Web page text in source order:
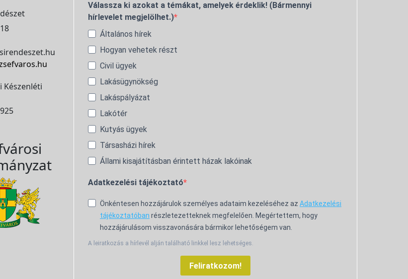
Készenléti
Válassza ki azokat a témákat, amelyek érdeklik! (Bármennyi
hírlevelet megjelölhet.)
Általános hírek
Hogyan vehetek részt
Civil ügyek
Lakásügynökség
Lakáspályázat
Lakótér
Kutyás ügyek
Társasházi hírek
Állami kisajátításban érintett házak lakóinak
Adatkezelési tájékoztató
Önkéntesen hozzájárulok személyes adataim kezeléséhez az Adatkezelési
tájékoztatóban részletezetteknek megfelelően. Megértettem, hogy
hozzájárulásom visszavonására bármikor lehetőségem van.
A leiratkozás a hírlevél alján található linkkel lesz lehetséges.
Feliratkozom!